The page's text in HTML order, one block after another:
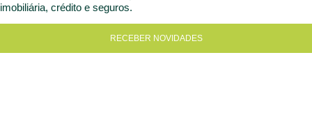
imobiliária, crédito e seguros.
RECEBER NOVIDADES